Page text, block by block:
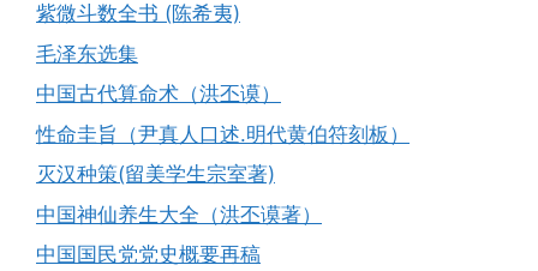
紫微斗数全书 (陈希夷)
毛泽东选集
中国古代算命术（洪丕谟）
性命圭旨（尹真人口述.明代黄伯符刻板）
灭汉种策(留美学生宗室著)
中国神仙养生大全（洪丕谟著）
中国国民党党史概要再稿